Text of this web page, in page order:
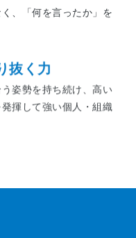
、
「何を言ったか」を
抜く力
姿勢を持ち続け、高い
揮して強い個人・組織